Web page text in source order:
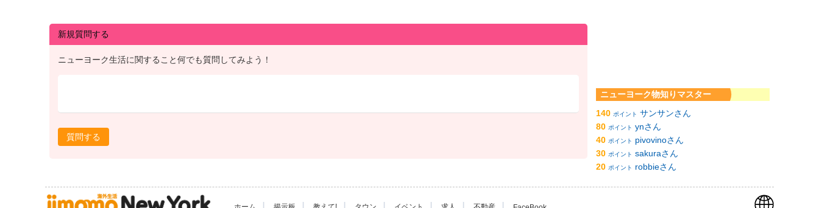
新規質問する
ニューヨーク生活に関すること何でも質問してみよう！
質問する
ニューヨーク物知りマスター
140 ポイント サンサンさん
80 ポイント ynさん
40 ポイント
pivovinoさん
30 ポイント sakuraさん
20 ポイント robbieさん